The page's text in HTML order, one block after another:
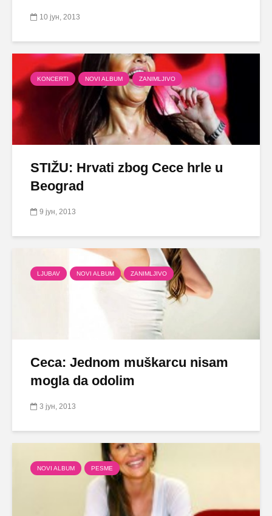
10 јун, 2013
KONCERTI NOVI ALBUM ZANIMLJIVO
STIŽU: Hrvati zbog Cece hrle u
Beograd
9 јун, 2013
LJUBAV NOVI ALBUM ZANIMLJIVO
Ceca: Jednom muškarcu nisam
mogla da odolim
3 јун, 2013
NOVI ALBUM PESME